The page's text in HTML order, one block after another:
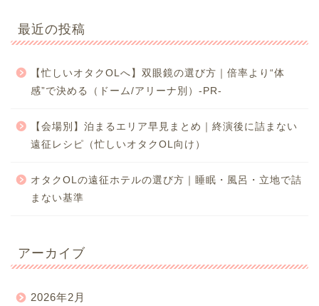
最近の投稿
【忙しいオタクOLへ】双眼鏡の選び方｜倍率より“体
感”で決める（ドーム/アリーナ別）-PR-
【会場別】泊まるエリア早見まとめ｜終演後に詰まない
遠征レシピ（忙しいオタクOL向け）
オタクOLの遠征ホテルの選び方｜睡眠・風呂・立地で詰
まない基準
アーカイブ
2026年2月